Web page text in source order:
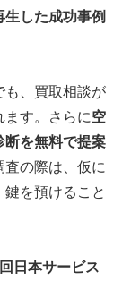
した成功事例
、 買取相談が
ます。さらに空
断を無料で提案
査の際は、仮に
を預けること
日本サービス